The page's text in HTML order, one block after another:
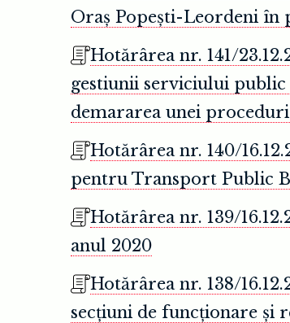
Oraș Popești-Leordeni în
Hotărârea nr. 141/
gestiunii serviciului public
demararea unei proceduri
Hotărârea nr. 140/
pentru Transport Public
Hotărârea nr. 139/
anul 2020
Hotărârea nr. 138/
secțiuni de funcționare și